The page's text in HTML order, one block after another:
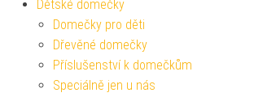
Dětské domečky
Domečky pro děti
Dřevěné domečky
Příslušenství k domečkům
Speciálně jen u nás